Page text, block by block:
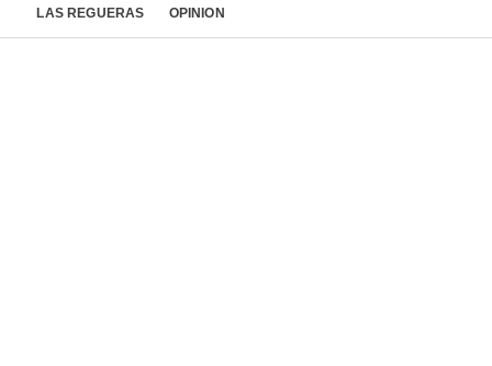
LAS REGUERAS OPINION